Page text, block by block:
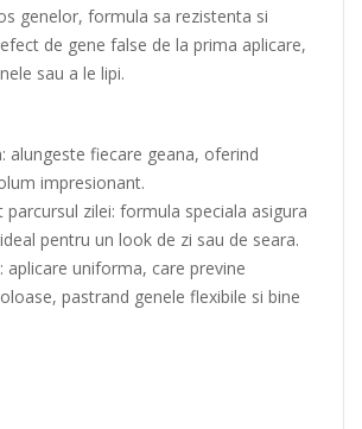
genelor, formula sa rezistenta si
de gene false de la prima aplicare,
sau a le lipi.
alungeste fiecare geana, oferind
impresionant.
zilei: formula speciala asigura
pentru un look de zi sau de seara.
aplicare uniforma, care previne
pastrand genele flexibile si bine